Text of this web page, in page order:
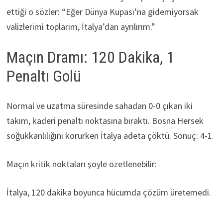
ettiği o sözler: “Eğer Dünya Kupası’na gidemiyorsak
valizlerimi toplarım, İtalya’dan ayrılırım.”
Maçın Dramı: 120 Dakika, 1
Penaltı Golü
Normal ve uzatma süresinde sahadan 0-0 çıkan iki
takım, kaderi penaltı noktasına bıraktı. Bosna Hersek
soğukkanlılığını korurken İtalya adeta çöktü. Sonuç: 4-1.
Maçın kritik noktaları şöyle özetlenebilir:
İtalya, 120 dakika boyunca hücumda çözüm üretemedi.